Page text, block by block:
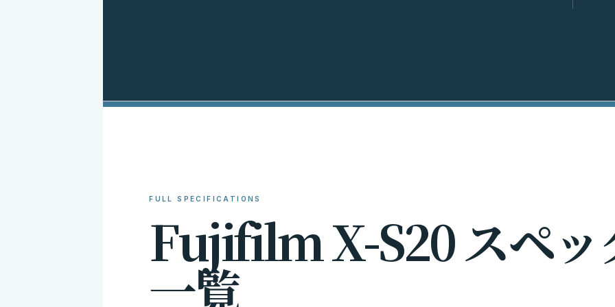
FULL SPECIFICATIONS
FujifilmX-S20スペッ
一覧